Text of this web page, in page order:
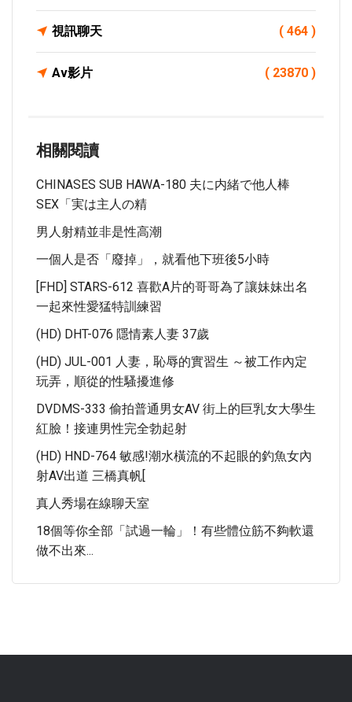
視訊聊天 ( 464 )
Av影片 ( 23870 )
相關閱讀
CHINASES SUB HAWA-180 夫に内緒で他人棒
SEX「実は主人の精
男人射精並非是性高潮
一個人是否「廢掉」，就看他下班後5小時
[FHD] STARS-612 喜歡A片的哥哥為了讓妹妹出名
一起來性愛猛特訓練習
(HD) DHT-076 隱情素人妻 37歲
(HD) JUL-001 人妻，恥辱的實習生 ～被工作內定
玩弄，順從的性騷擾進修
DVDMS-333 偷拍普通男女AV 街上的巨乳女大學生
紅臉！接連男性完全勃起射
(HD) HND-764 敏感!潮水橫流的不起眼的釣魚女內
射AV出道 三橋真帆[
真人秀場在線聊天室
18個等你全部「試過一輪」！有些體位筋不夠軟還
做不出來...